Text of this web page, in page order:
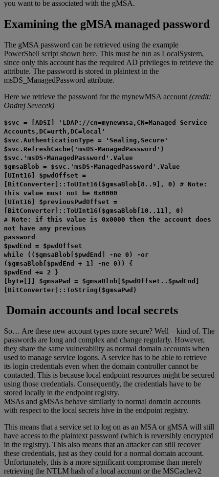
you want to be associated with the gMSA.
Examining the gMSA managed password
The gMSA password can be retrieved using the example
PowerShell script shown here. This must be run as LocalSystem,
since only this account has the required AD privileges to retrieve the
attribute. The password is stored in plaintext in the
msDS_ManagedPassword attribute.
Here we retrieve the password for the mynewMSA account (credit:
Ondrej Sevecek)
$svc = [ADSI] 'LDAP://cn=mynewmsa,CN=Managed Service
Accounts,DC=urth,DC=local'
$svc.AuthenticationType = 'Sealing,Secure'
$svc.RefreshCache('msDS-ManagedPassword')
$svc.'msDS-ManagedPassword'.Value
$gmsaBlob = $svc.'msDS-ManagedPassword'.Value
[UInt16] $pwdOffset =
[BitConverter]::ToUInt16($gmsaBlob[8..9], 0) # Note:
this value must not be 0x0000
[UInt16] $previousPwdOffset =
[BitConverter]::ToUInt16($gmsaBlob[10..11], 0)
# Note: if this value is 0x0000 then the account does
not have any previous
password
$pwdEnd = $pwdOffset
while (($gmsaBlob[$pwdEnd] -ne 0) -or
($gmsaBlob[$pwdEnd + 1] -ne 0)) {
$pwdEnd += 2 }
[byte[]] $gmsaPwd = $gmsaBlob[$pwdOffset..$pwdEnd]
[BitConverter]::ToString($gmsaPwd)
Domain accounts and local secrets
So… Are these new account types more secure? Well – kind of. The
passwords are long and complex and change regularly. However,
they share the same vulnerability as normal domain accounts when
used to manage service logons. A service has to be able to retrieve
its login credentials even when the domain controller cannot be
contacted. This is because local endpoint resources might be secured
using those credentials. Consequently, the credentials have to be
stored locally in the endpoint registry.
MSAs and gMSAs behave similarly to normal domain accounts
with respect to the local secrets hive in the endpoint registry.
This means that a service set to log on as an MSA or gMSA will still
have access to the plaintext password (which is reversibly encrypted
in the registry). This also means that an attacker can still recover
these credentials, just as they could for a normal domain account.
Unfortunately, this is a more significant compromise than merely
retrieving the NTLM hash of a local account or the MSCachev2